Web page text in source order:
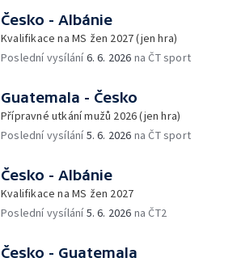
Česko - Albánie
Kvalifikace na MS žen 2027 (jen hra)
Poslední vysílání6. 6. 2026 na ČT sport
Guatemala - Česko
Přípravné utkání mužů 2026 (jen hra)
Poslední vysílání5. 6. 2026 na ČT sport
Česko - Albánie
Kvalifikace na MS žen 2027
Poslední vysílání5. 6. 2026 na ČT2
Česko - Guatemala